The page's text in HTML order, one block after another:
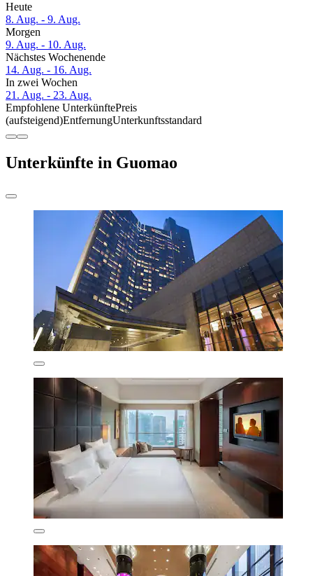
Heute
8. Aug. - 9. Aug.
Morgen
9. Aug. - 10. Aug.
Nächstes Wochenende
14. Aug. - 16. Aug.
In zwei Wochen
21. Aug. - 23. Aug.
Empfohlene UnterkünftePreis
(aufsteigend)EntfernungUnterkunftsstandard
Unterkünfte in Guomao